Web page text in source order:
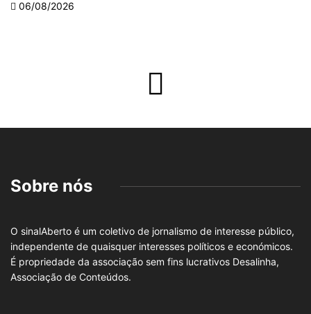
06/08/2026
Sobre nós
O sinalAberto é um coletivo de jornalismo de interesse público,
independente de quaisquer interesses políticos e económicos.
É propriedade da associação sem fins lucrativos Desalinha,
Associação de Conteúdos.